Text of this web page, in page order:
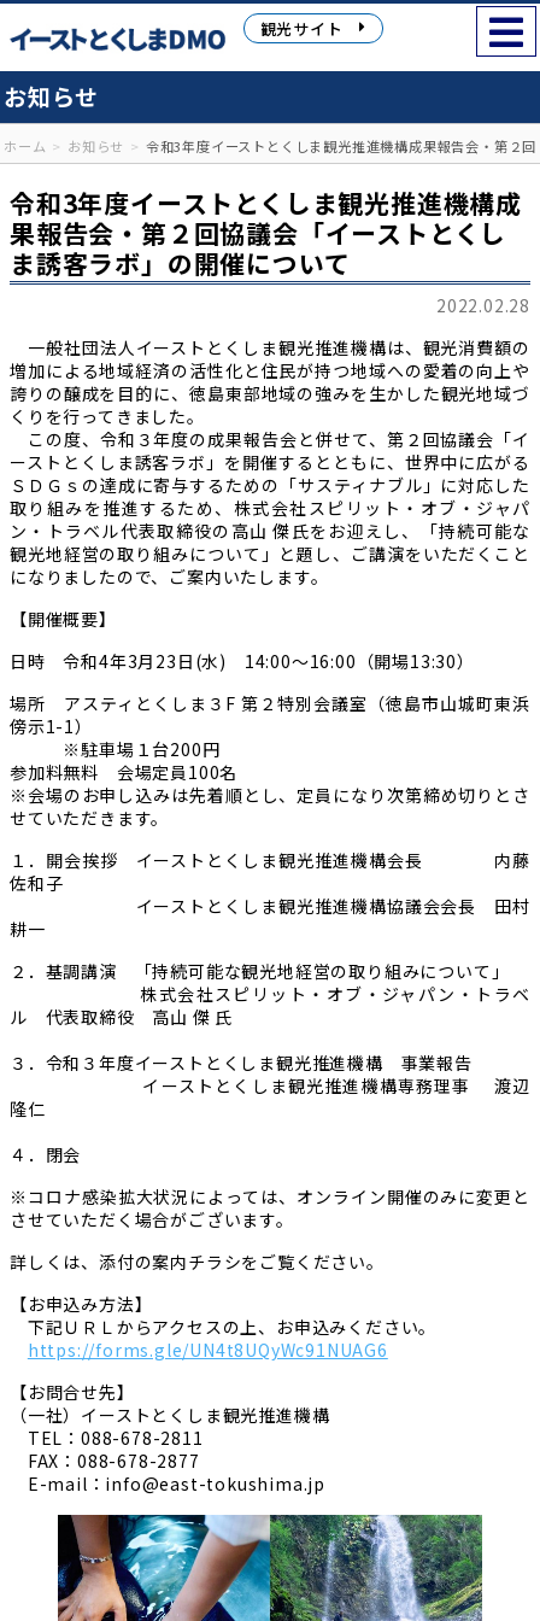
観光サイト
お知らせ
ホーム お知らせ 令和3年度イーストとくしま観光推進機構成果報告会・第２
令和3年度イーストとくしま観光推進機構成
果報告会・第２回協議会「イーストとくし
ま誘客ラボ」の開催について
2022.02.28
一般社団法人イーストとくしま観光推進機構は、観光消費額の
増加による地域経済の活性化と住民が持つ地域への愛着の向上や
誇りの醸成を目的に、徳島東部地域の強みを生かした観光地域づ
くりを行ってきました。
この度、令和３年度の成果報告会と併せて、第２回協議会「イ
ーストとくしま誘客ラボ」を開催するとともに、世界中に広がる
ＳＤＧｓの達成に寄与するための「サスティナブル」に対応した
取り組みを推進するため、株式会社スピリット・オブ・ジャパ
ン・トラベル代表取締役の高山 傑氏をお迎えし、「持続可能な
観光地経営の取り組みについて」と題し、ご講演をいただくこと
になりましたので、ご案内いたします。
【開催概要】
日時 令和4年3月23日(水) 14:00～16:00（開場13:30）
場所 アスティとくしま３F 第２特別会議室（徳島市山城町東浜
傍示1-1）
※駐車場１台200円
参加料無料 会場定員100名
※会場のお申し込みは先着順とし、定員になり次第締め切りとさ
せていただきます。
１．開会挨拶 イーストとくしま観光推進機構会長 内藤
佐和子
イーストとくしま観光推進機構協議会会長 田村
耕一
２．基調講演 「持続可能な観光地経営の取り組みについて」
株式会社スピリット・オブ・ジャパン・トラベ
ル 代表取締役 高山 傑 氏
３．令和３年度イーストとくしま観光推進機構 事業報告
イーストとくしま観光推進機構専務理事 渡辺
隆仁
４．閉会
※コロナ感染拡大状況によっては、オンライン開催のみに変更と
させていただく場合がございます。
詳しくは、添付の案内チラシをご覧ください。
【お申込み方法】
下記ＵＲＬからアクセスの上、お申込みください。
https://forms.gle/UN4t8UQyWc91NUAG6
【お問合せ先】
（一社）イーストとくしま観光推進機構
TEL：088-678-2811
FAX：088-678-2877
E-mail：info@east-tokushima.jp